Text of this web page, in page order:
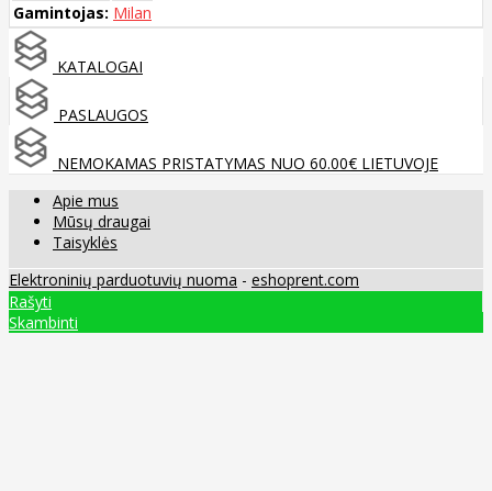
Gamintojas: Milan
KATALOGAI
PASLAUGOS
NEMOKAMAS PRISTATYMAS NUO 60.00€ LIETUVOJE
Apie mus
Mūsų draugai
Taisyklės
Elektroninių parduotuvių nuoma - eshoprent.com
Rašyti
Skambinti